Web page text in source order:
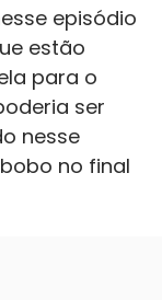
episódio
estão
para o
ser
nesse
no final